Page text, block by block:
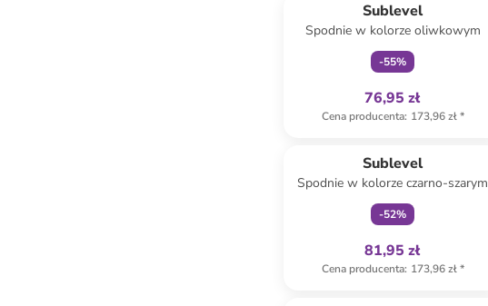
Sublevel
Spodnie w kolorze oliwkowym
-55%
76,95 zł
Cena producenta: 173,96 zł*
Sublevel
Spodnie w kolorze czarno-szarym
-52%
81,95 zł
Cena producenta: 173,96 zł*